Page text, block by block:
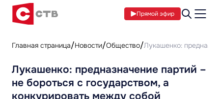
Прямой эфир
Главная страница Новости Общество Лукашенко:
Лукашенко: предназначение партий –
не бороться с государством, а
конкурировать между собой